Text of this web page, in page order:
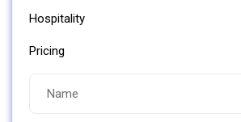
Hospitality
Pricing